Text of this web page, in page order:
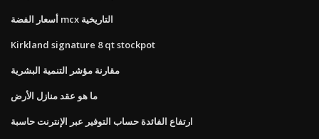
أسعار الفضة mcx التاريخية
Kirkland signature 8 qt stockpot
مقارنة مؤشر التنمية البشرية
ما هو عقد منازل الأرض
ارتفاع الفائدة حساب التوفير عبر الإنترنت حاسبة